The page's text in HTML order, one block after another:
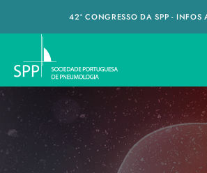
42º CONGRESSO DA SPP - INFOS